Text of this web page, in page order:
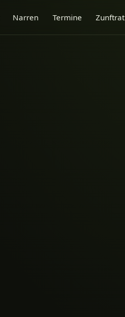
Narren Termine Zunftrat